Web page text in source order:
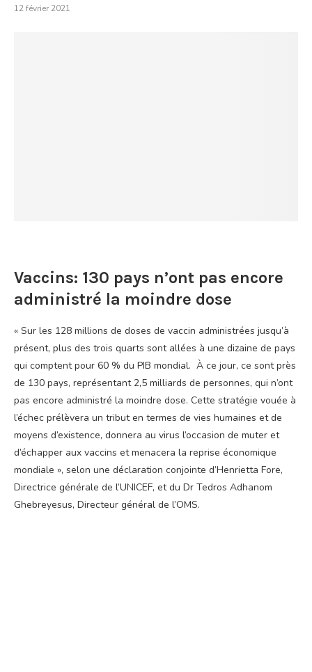
12 février 2021
Vaccins: 130 pays n’ont pas encore
administré la moindre dose
« Sur les 128 millions de doses de vaccin administrées jusqu’à
présent, plus des trois quarts sont allées à une dizaine de pays
qui comptent pour 60 % du PIB mondial. À ce jour, ce sont près
de 130 pays, représentant 2,5 milliards de personnes, qui n’ont
pas encore administré la moindre dose. Cette stratégie vouée à
l’échec prélèvera un tribut en termes de vies humaines et de
moyens d’existence, donnera au virus l’occasion de muter et
d’échapper aux vaccins et menacera la reprise économique
mondiale », selon une déclaration conjointe d’Henrietta Fore,
Directrice générale de l’UNICEF, et du Dr Tedros Adhanom
Ghebreyesus, Directeur général de l’OMS.